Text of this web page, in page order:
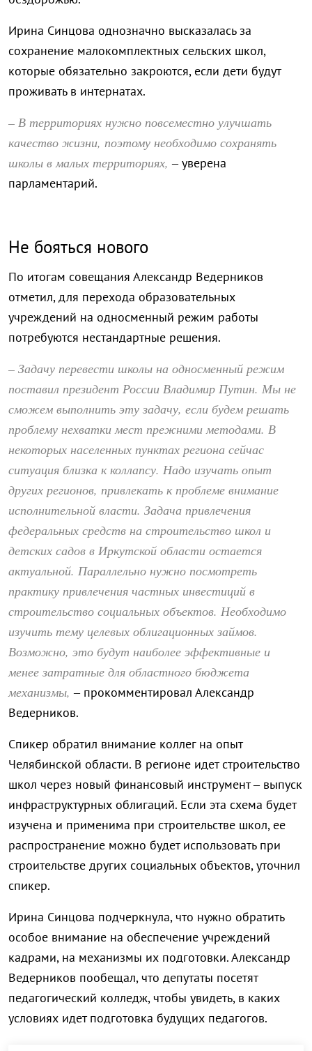
Ирина Синцова однозначно высказалась за
сохранение малокомплектных сельских школ,
которые обязательно закроются, если дети будут
проживать в интернатах.
– В территориях нужно повсеместно улучшать
качество жизни, поэтому необходимо сохранять
школы в малых территориях, – уверена
парламентарий.
Не бояться нового
По итогам совещания Александр Ведерников
отметил, для перехода образовательных
учреждений на односменный режим работы
потребуются нестандартные решения.
– Задачу перевести школы на односменный режим
поставил президент России Владимир Путин. Мы не
сможем выполнить эту задачу, если будем решать
проблему нехватки мест прежними методами. В
некоторых населенных пунктах региона сейчас
ситуация близка к коллапсу. Надо изучать опыт
других регионов, привлекать к проблеме внимание
исполнительной власти. Задача привлечения
федеральных средств на строительство школ и
детских садов в Иркутской области остается
актуальной. Параллельно нужно посмотреть
практику привлечения частных инвестиций в
строительство социальных объектов. Необходимо
изучить тему целевых облигационных займов.
Возможно, это будут наиболее эффективные и
менее затратные для областного бюджета
механизмы, – прокомментировал Александр
Ведерников.
Спикер обратил внимание коллег на опыт
Челябинской области. В регионе идет строительство
школ через новый финансовый инструмент – выпуск
инфраструктурных облигаций. Если эта схема будет
изучена и применима при строительстве школ, ее
распространение можно будет использовать при
строительстве других социальных объектов, уточнил
спикер.
Ирина Синцова подчеркнула, что нужно обратить
особое внимание на обеспечение учреждений
кадрами, на механизмы их подготовки. Александр
Ведерников пообещал, что депутаты посетят
педагогический колледж, чтобы увидеть, в каких
условиях идет подготовка будущих педагогов.